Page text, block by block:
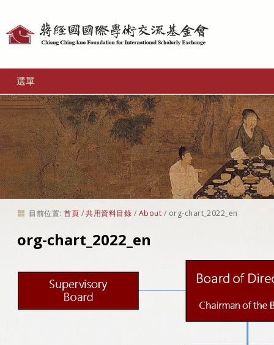
選單
目前位置: 首頁 /共用資料目錄 / About / org-chart_2022_en
org-chart_2022_en